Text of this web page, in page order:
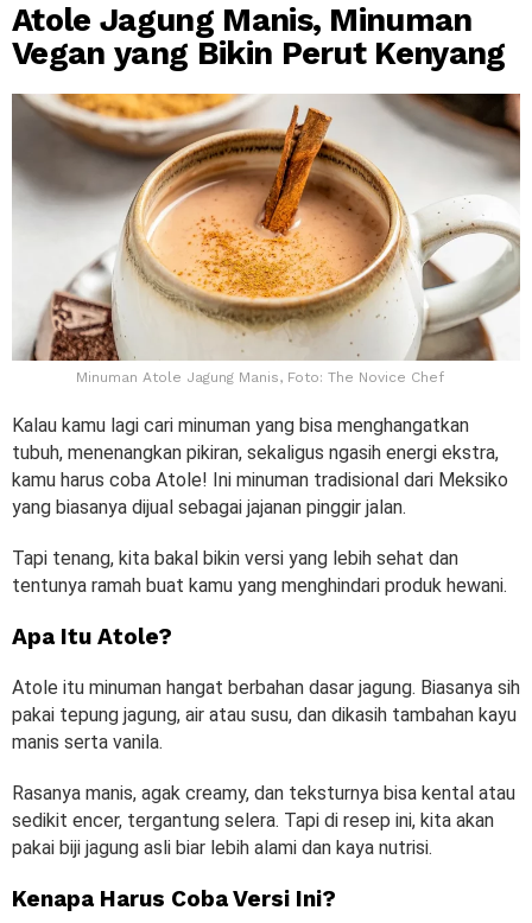
Atole Jagung Manis, Minuman
Vegan yang Bikin Perut Kenyang
Minuman Atole Jagung Manis, Foto: The Novice Chef
Kalau kamu lagi cari minuman yang bisa menghangatkan
tubuh, menenangkan pikiran, sekaligus ngasih energi ekstra,
kamu harus coba Atole! Ini minuman tradisional dari Meksiko
yang biasanya dijual sebagai jajanan pinggir jalan.
Tapi tenang, kita bakal bikin versi yang lebih sehat dan
tentunya ramah buat kamu yang menghindari produk hewani.
Apa Itu Atole?
Atole itu minuman hangat berbahan dasar jagung. Biasanya sih
pakai tepung jagung, air atau susu, dan dikasih tambahan kayu
manis serta vanila.
Rasanya manis, agak creamy, dan teksturnya bisa kental atau
sedikit encer, tergantung selera. Tapi di resep ini, kita akan
pakai biji jagung asli biar lebih alami dan kaya nutrisi.
Kenapa Harus Coba Versi Ini?